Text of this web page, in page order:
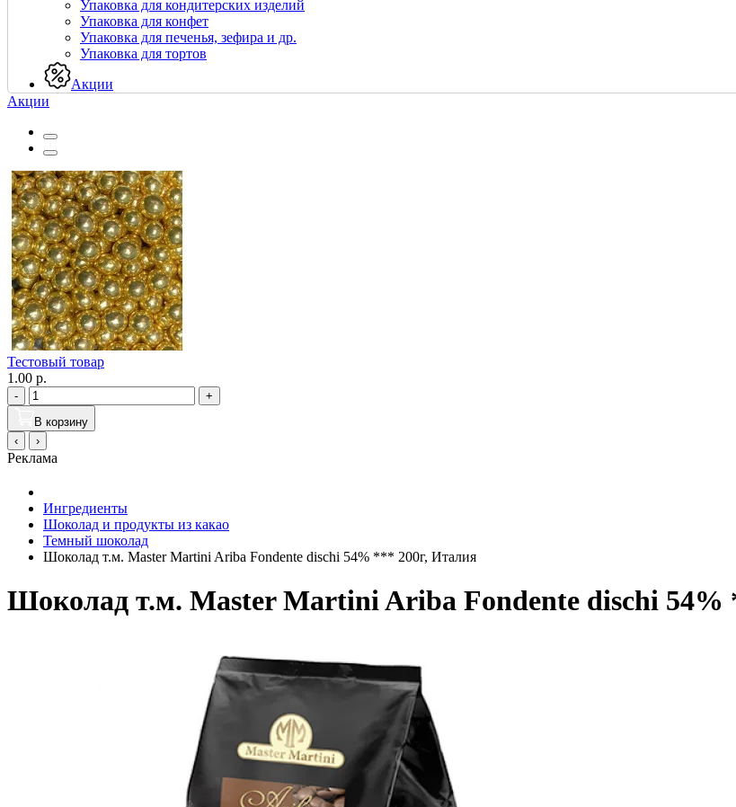
Упаковка для кондитерских изделий
Упаковка для конфет
Упаковка для печенья, зефира и др.
Упаковка для тортов
Акции
Акции
Тестовый товар
1.00 р.
-
+
В корзину
‹
›
Реклама
Ингредиенты
Шоколад и продукты из какао
Темный шоколад
Шоколад т.м. Master Martini Ariba Fondente dischi 54% *** 200г, Италия
Шоколад т.м. Master Martini Ariba Fondente dischi 54%